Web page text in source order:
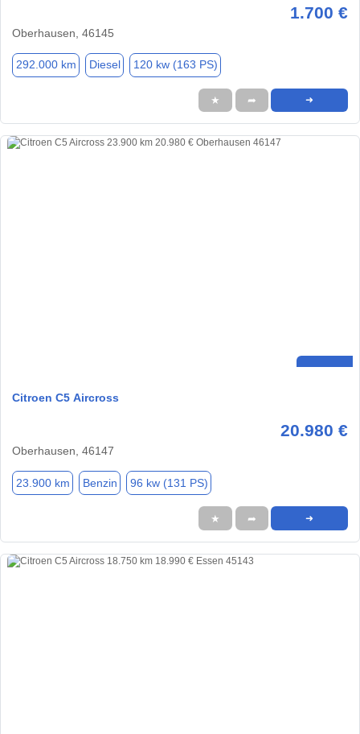
1.700 €
Oberhausen, 46145
292.000 km Diesel 120 kw (163 PS)
★ ➦ ➜
Citroen C5 Aircross
20.980 €
Oberhausen, 46147
23.900 km Benzin 96 kw (131 PS)
★ ➦ ➜